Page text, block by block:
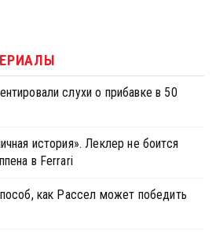
слухи о прибавке в 50
история». Леклер не боится
в Ferrari
как Рассел может победить